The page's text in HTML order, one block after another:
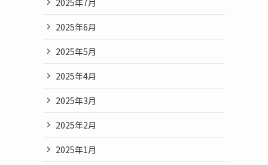
2025年6月
2025年5月
2025年4月
2025年3月
2025年2月
2025年1月